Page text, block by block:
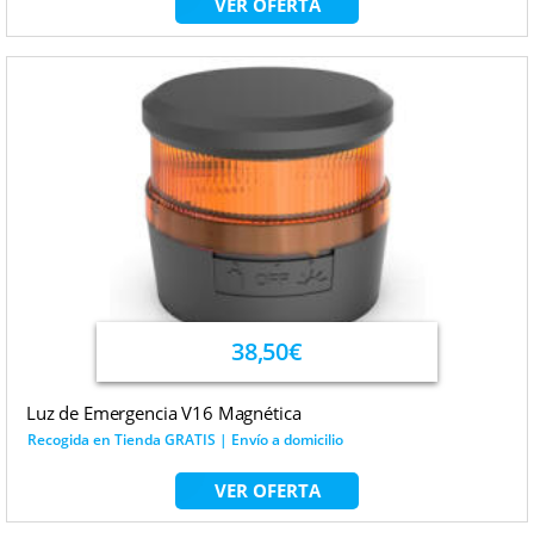
38,50€
Luz de Emergencia V16 Magnética
Recogida en Tienda GRATIS | Envío a domicilio
VER OFERTA